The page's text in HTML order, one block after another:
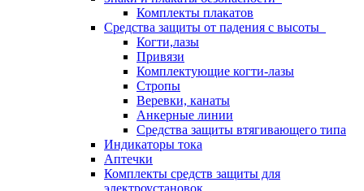
Комплекты плакатов
Средства защиты от падения с высоты
Когти,лазы
Привязи
Комплектующие когти-лазы
Стропы
Веревки, канаты
Анкерные линии
Средства защиты втягивающего типа
Индикаторы тока
Аптечки
Комплекты средств защиты для
электроустановок